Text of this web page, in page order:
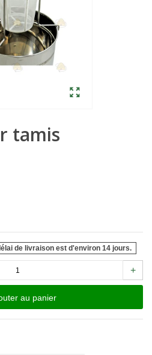
tamis
de livraison est d'environ 14 jours.
+
au panier